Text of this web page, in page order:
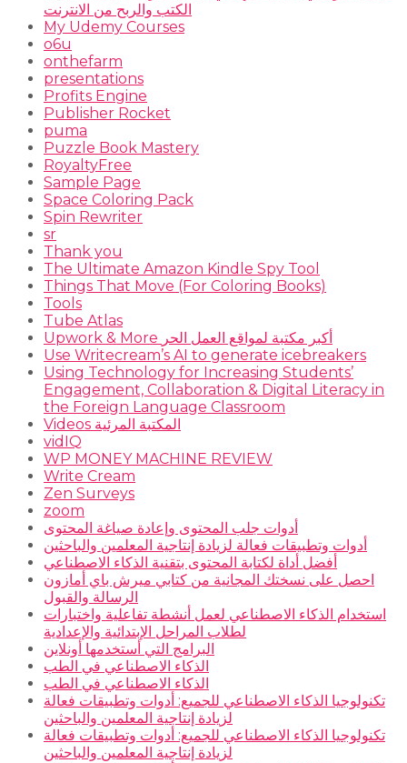
الكتب والربح من الانترنت
My Udemy Courses
o6u
onthefarm
presentations
Profits Engine
Publisher Rocket
puma
Puzzle Book Mastery
RoyaltyFree
Sample Page
Space Coloring Pack
Spin Rewriter
sr
Thank you
The Ultimate Amazon Kindle Spy Tool
Things That Move (For Coloring Books)
Tools
Tube Atlas
Upwork & More أكبر مكتبة لمواقع العمل الحر
Use Writecream’s AI to generate icebreakers
Using Technology for Increasing Students’
Engagement, Collaboration & Digital Literacy in
the Foreign Language Classroom
Videos المكتبة المرئية
vidIQ
WP MONEY MACHINE REVIEW
Write Cream
Zen Surveys
zoom
أدوات جلب المحتوى وإعادة صياغة المحتوى
أدوات وتطبيقات فعالة لزيادة إنتاجية المعلمين والباحثين
أفضل أداة لكتابة المحتوى بتقنية الذكاء الاصطناعي
احصل على نسختك المجانية من كتابي ميرش باي أمازون
الرسالة والقبول
استخدام الذكاء الاصطناعي لعمل أنشطة تفاعلية واختبارات
لطلاب المراحل الإبتدائية والإعدادية
البرامج التي أستخدمها أونلاين
الذكاء الاصطناعي في الطب
الذكاء الاصطناعي في الطب
تكنولوجيا الذكاء الاصطناعي للجميع: أدوات وتطبيقات فعالة
لزيادة إنتاجية المعلمين والباحثين
تكنولوجيا الذكاء الاصطناعي للجميع: أدوات وتطبيقات فعالة
لزيادة إنتاجية المعلمين والباحثين